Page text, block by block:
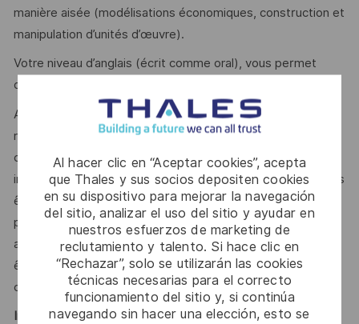
Al hacer clic en “Aceptar cookies”, acepta
que Thales y sus socios depositen cookies
en su dispositivo para mejorar la navegación
del sitio, analizar el uso del sitio y ayudar en
nuestros esfuerzos de marketing de
reclutamiento y talento. Si hace clic en
“Rechazar”, solo se utilizarán las cookies
técnicas necesarias para el correcto
funcionamiento del sitio y, si continúa
navegando sin hacer una elección, esto se
manière aisée (modélisations économiques, construction et
manipulation d’unités d’œuvre).
Votre niveau d’anglais (écrit comme oral), vous permet
d’intervenir dans un contexte international.
Au-delà de vos compétences professionnelles, on vous
reconnait pour votre aisance relationnelle, votre
communication structurée et ciblée permettant d’être en
interface avec des clients d’un haut niveau d’exigence. Vous
êtes autonome mais aimez le travail en équipe, faites
preuve de leadership afin d’obtenir l’adhésion des équipes
aux enjeux de l’offre, êtes réactif(ve) et synthétique et
êtes capable de communiquer facilement sur des sujets
complexes.
Innovation, passion, ambition : rejoignez Thales et